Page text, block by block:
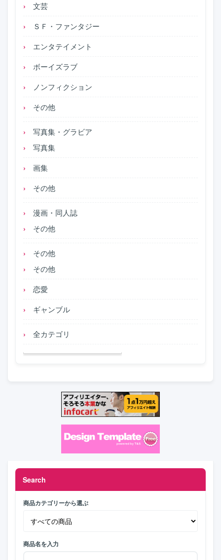
文芸
ＳＦ・ファンタジー
エンタテイメント
ボーイズラブ
ノンフィクション
その他
写真集・グラビア
写真集
画集
その他
漫画・同人誌
その他
その他
その他
恋愛
ギャンブル
全カテゴリ
Search
商品カテゴリーから選ぶ
商品名を入力